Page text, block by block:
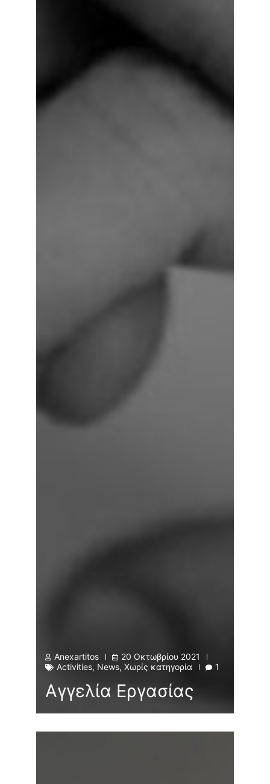
Anexartitos
20 Οκτωβρίου 2021
Activities, News, Χωρίς κατηγορία 1
Αγγελία Εργασίας